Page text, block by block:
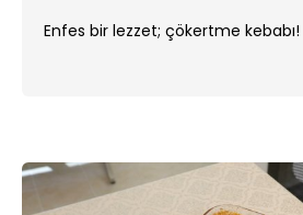
Enfes bir lezzet; çökertme kebabı!